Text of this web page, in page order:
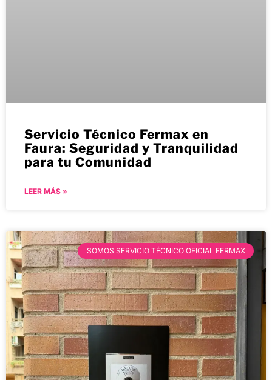
Servicio Técnico Fermax en
Faura: Seguridad y Tranquilidad
para tu Comunidad
LEER MÁS »
SOMOS SERVICIO TÉCNICO OFICIAL FERMAX